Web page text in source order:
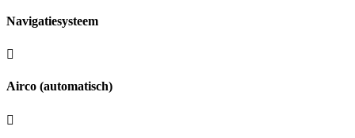
Navigatiesysteem
Airco (automatisch)